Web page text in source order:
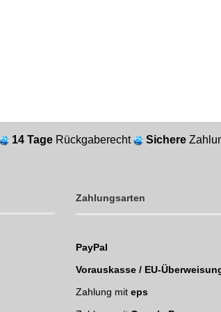
14 Tage Rückgaberecht Sichere
Zahlungsarten
PayPal
Vorauskasse / EU-
Zahlung mit eps